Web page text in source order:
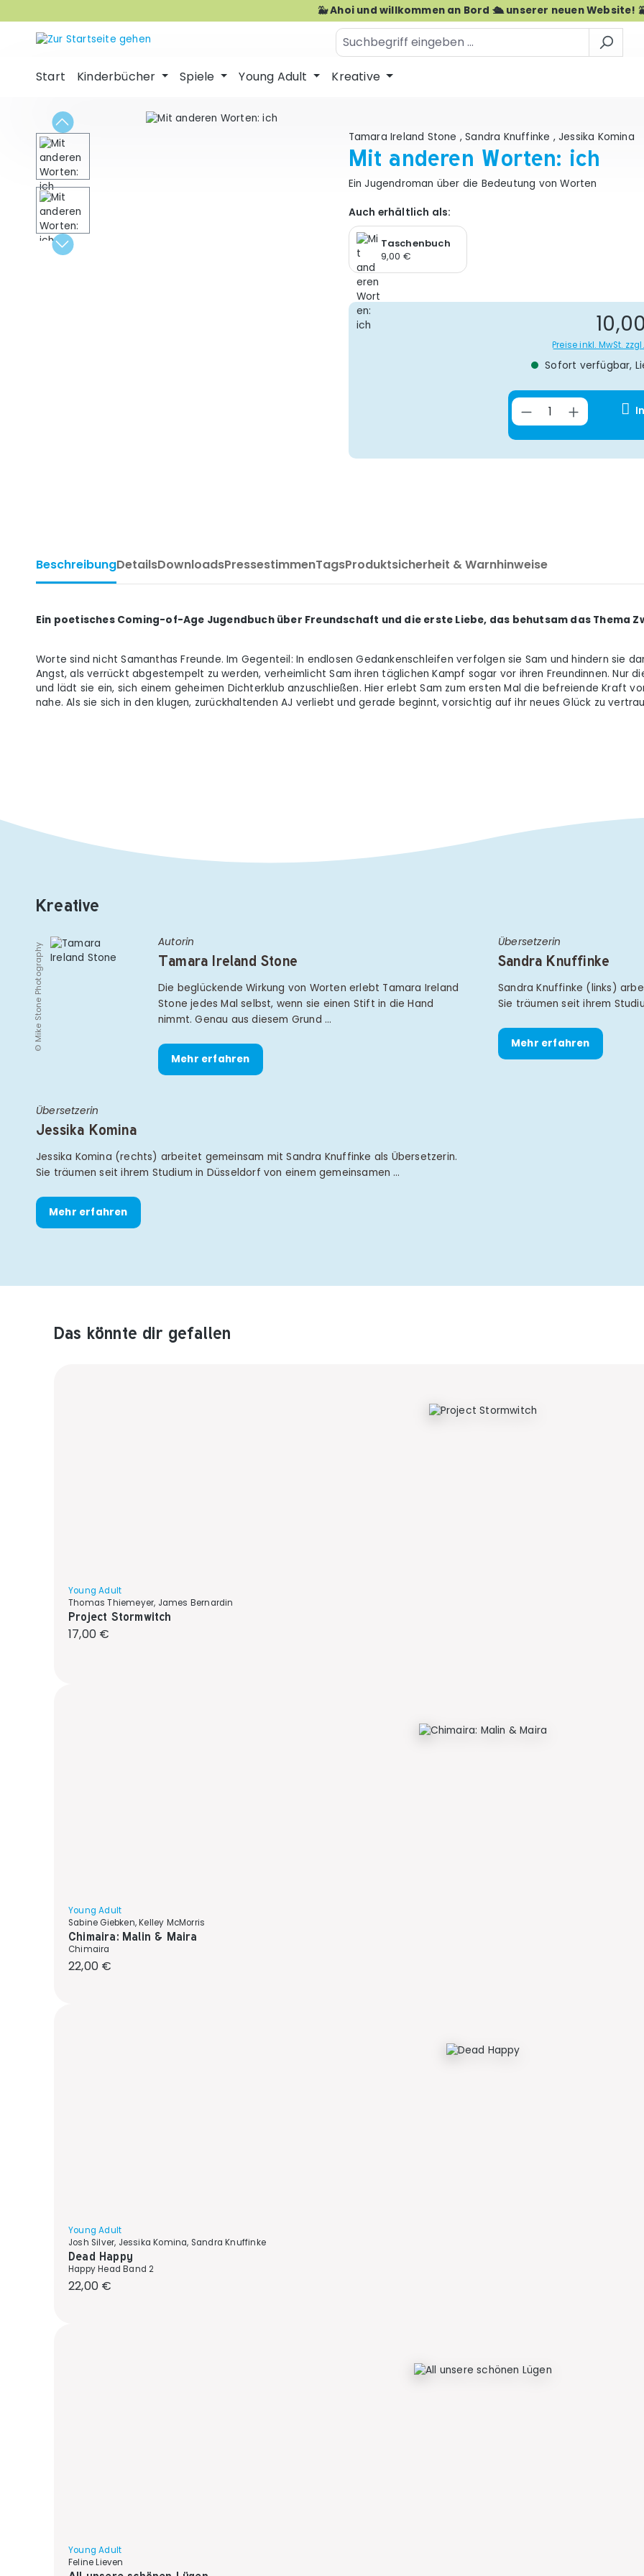
🐳 Ahoi und willkommen an Bord 🛳️ unserer neuen Website!
Start Kinderbücher Spiele Young Adult Kreative
Bildergalerie überspringen
Tamara Ireland Stone ,Sandra Knuffinke ,Jessika Komina
Mit anderen Worten: ich
Ein Jugendroman über die Bedeutung von Worten
Auch erhältlich als:
Taschenbuch
9,00 €
Preise inkl. MwSt.
Sofort verfügbar,
Produkt
BeschreibungDetailsDownloadsPressestimmenTagsProduktsicherheit & Warnhinweise
Ein poetisches Coming-of-Age Jugendbuch über Freundschaft und die erste Liebe, das behutsam das Thema
Worte sind nicht Samanthas Freunde. Im Gegenteil: In endlosen Gedankenschleifen verfolgen sie Sam und hindern sie
Angst, als verrückt abgestempelt zu werden, verheimlicht Sam ihren täglichen Kampf sogar vor ihren Freundinnen. Nur
und lädt sie ein, sich einem geheimen Dichterklub anzuschließen. Hier erlebt Sam zum ersten Mal die befreiende Kraft
nahe. Als sie sich in den klugen, zurückhaltenden AJ verliebt und gerade beginnt, vorsichtig auf ihr neues Glück zu
Kreative
© Mike Stone Photography
Autorin
Tamara Ireland Stone
Die beglückende Wirkung von Worten erlebt Tamara Ireland
Stone jedes Mal selbst, wenn sie einen Stift in die Hand
nimmt. Genau aus diesem Grund …
Mehr erfahren
Übersetzerin
Sandra Knuffinke
Sandra Knuffinke (links)
Sie träumen seit ihrem
Mehr erfahren
Übersetzerin
Jessika Komina
Jessika Komina (rechts) arbeitet gemeinsam mit Sandra Knuffinke als Übersetzerin.
Sie träumen seit ihrem Studium in Düsseldorf von einem gemeinsamen …
Mehr erfahren
Produktempfehlungen überspringen
Das könnte dir gefallen
Young Adult
Thomas Thiemeyer, James Bernardin
Project Stormwitch
Regulärer Preis:
17,00 €
Young Adult
Sabine Giebken, Kelley McMorris
Chimaira: Malin & Maira
Chimaira
Regulärer Preis:
22,00 €
Young Adult
Josh Silver, Jessika Komina, Sandra Knuffinke
Dead Happy
Happy Head Band 2
Regulärer Preis:
22,00 €
Young Adult
Feline Lieven